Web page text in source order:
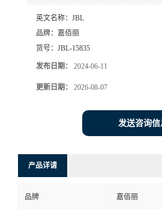
英文名称： JBL
品牌： 嘉佰丽
货号： JBL-15835
发布日期： 2024-06-11
更新日期： 2026-08-07
发送咨询信
产品详请
品牌 嘉佰丽